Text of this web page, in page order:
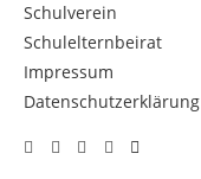
Schulverein
Schulelternbeirat
Impressum
Datenschutzerklärung